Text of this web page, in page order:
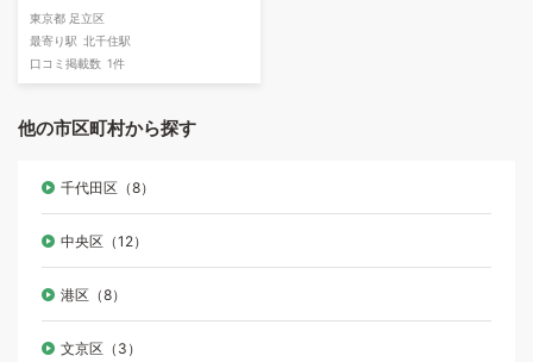
東京都 足立区
最寄り駅 北千住駅
口コミ掲載数 1件
他の市区町村から探す
千代田区（8）
中央区（12）
港区（8）
文京区（3）